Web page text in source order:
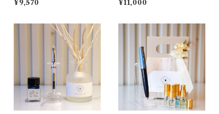
レクション「ゴールドトリ
吸入コンバーター（ゴールド
パック）＋ STYLE OF LAB
オリジナル万年筆インク '＃2
4' ＋ STYLE OF LABオリジ
ナル ミニフレグランスセッ
¥9,570
レクション「ゴールドトリ
ドパック）＋ STYLE OF L
AB オリジナル万年筆インク
'＃24' ＋ STYLE OF LAB
オリジナル アロマソルトデ
ィフューザー
¥11,000